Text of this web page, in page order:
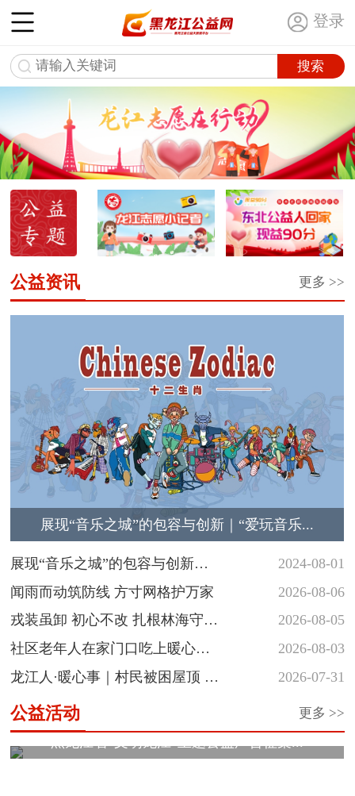
登录
更多 >>
公益资讯
展现“音乐之城”的包容与创新｜“爱玩音乐...
2024-08-01
展现“音乐之城”的包容与创新
｜“爱玩音...
2026-08-06
闻雨而动筑防线 方寸网格护万家
2026-08-05
戎装虽卸 初心不改 扎根林海守护
青山
2026-08-03
社区老年人在家门口吃上暖心热
饭
2026-07-31
龙江人·暖心事｜村民被困屋顶 民
警涉水...
更多 >>
公益活动
黑龙江省“文明龙江”主题公益广告征集...